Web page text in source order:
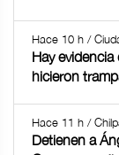
Hace 10 h /
Hay
hicieron
Hace 11 h /
Detienen a